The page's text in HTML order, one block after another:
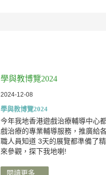
學與教博覽2024
2024-12-08
學與教博覽2024
今年我地香港遊戲治療輔導中心
戲治療的專業輔導服務，推廣給
職人員知道 3天的展覽都準備了
來參觀，探下我地喇!
閱讀更多